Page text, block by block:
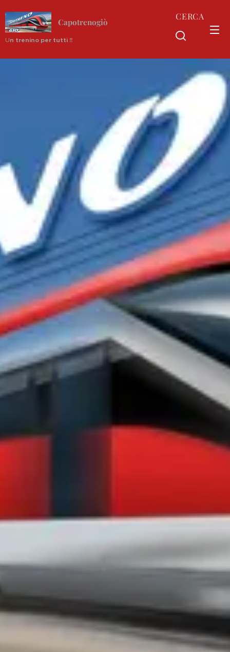
Capotrenogiò
Un trenino per tutti !!
CERCA